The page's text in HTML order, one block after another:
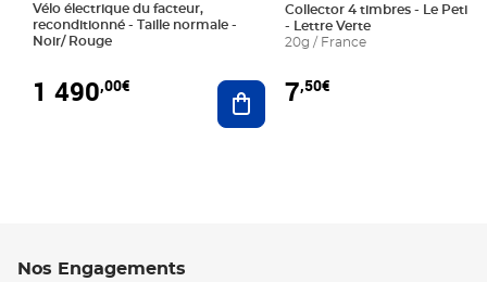
Vélo électrique du facteur,
reconditionné - Taille normale -
Noir/ Rouge
1 490,00€ Ajouter au panier
Collector 4 timbres - Le Petit
- Lettre Verte
20g / France
7,50€
Nos Engagements